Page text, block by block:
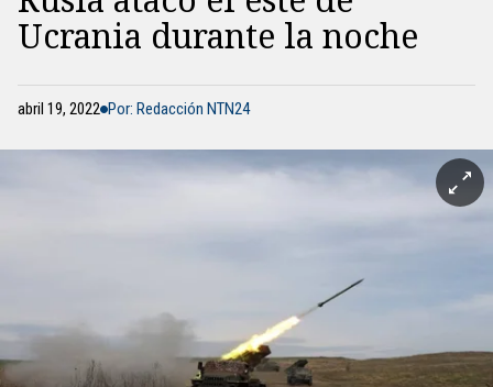
Ucrania durante la noche
abril 19, 2022 Por: Redacción NTN24